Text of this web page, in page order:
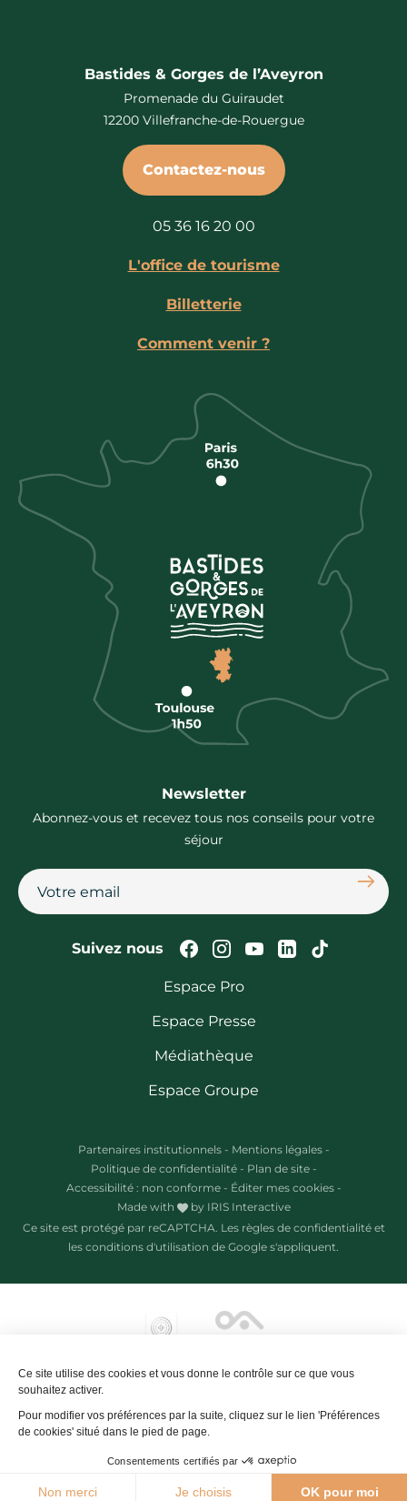
23°C Agenda Webcams Brochures
Bastides & Gorges de l’Aveyron
Promenade du Guiraudet
12200 Villefranche-de-Rouergue
Contactez-nous
05 36 16 20 00
L'office de tourisme
Billetterie
Comment venir ?
Newsletter
Abonnez-vous et recevez tous nos conseils pour votre
séjour
Suivez nous Suivez-nous sur
Suivez-nous sur
Suivez-nous
Suivez-Suivez-
Espace Pro
Espace Presse
Médiathèque
Espace Groupe
Partenaires institutionnels - Mentions légales -
Politique de confidentialité - Plan de site -
Accessibilité : non conforme - Éditer mes cookies -
Made with
by IRIS Interactive
Ce site est protégé par reCAPTCHA. Les règles de confidentialitéet
les conditions d'utilisation de Google s'appliquent.
Ce site utilise des cookies et vous donne le contrôle sur ce que vous
souhaitez activer.
Pour modifier vos préférences par la suite, cliquez sur le lien 'Préférences
de cookies' situé dans le pied de page.
Consentements certifiés par
Non merci Je choisis OK pour moi